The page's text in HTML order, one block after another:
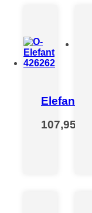
Elefant
107,95 €